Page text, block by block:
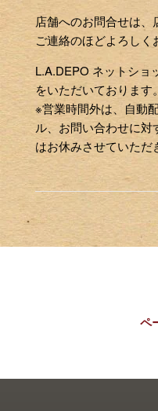
店舗へのお問合せは
ご連絡のほどよろしく
L.A.DEPO ネットショ
をいただいております。
※営業時間外は、自動
ル、お問い合わせに
はお休みさせていただ
ペ